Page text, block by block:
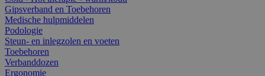
Gipsverband en Toebehoren
Medische hulpmiddelen
Podologie
Steun- en inlegzolen en voeten
Toebehoren
Verbanddozen
Ergonomie